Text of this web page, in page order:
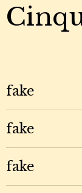
fake
fake
fake